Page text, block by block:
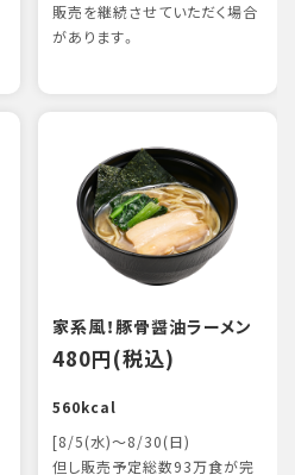
販売を継続させていただく場合
があります。
家系風！豚骨醤油ラーメン
480円(税込)
560kcal
[8/5(水)～8/30(日)
但し販売予定総数93万食が完